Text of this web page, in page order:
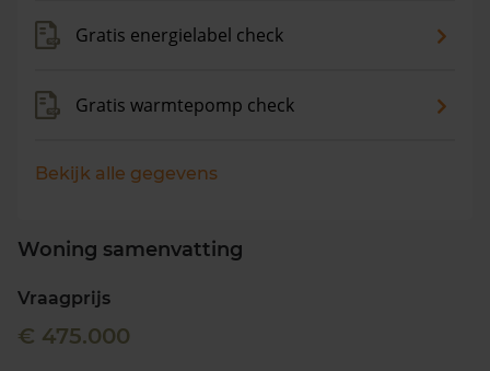
Gratis energielabel check
Gratis warmtepomp check
Bekijk alle gegevens
Woning samenvatting
Vraagprijs
€ 475.000